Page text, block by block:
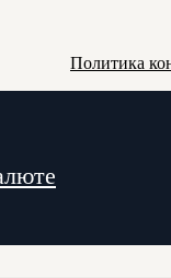
Политика